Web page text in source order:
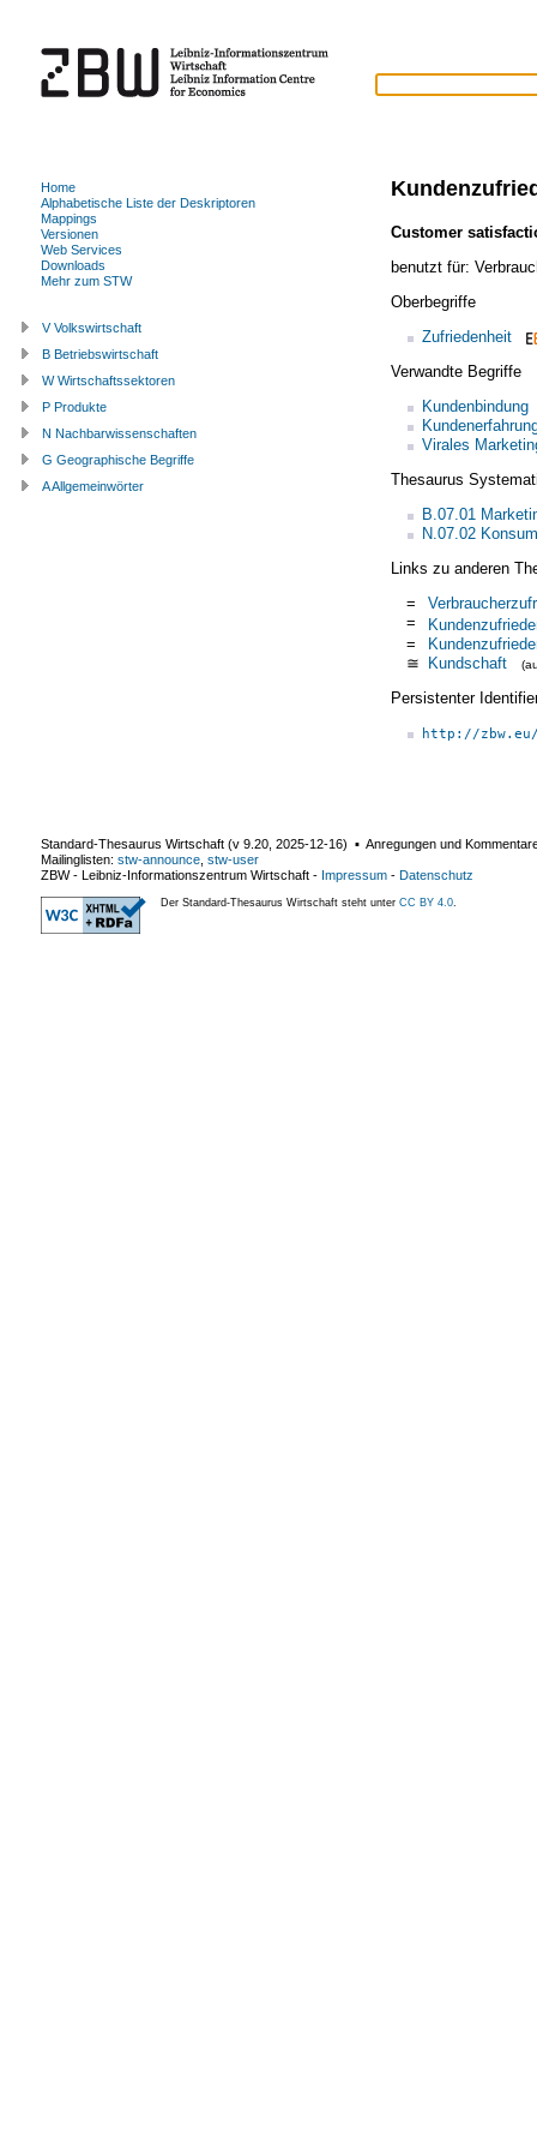
Customer
benutzt für:
Oberbegriffe
Zufriedenheit
Verwandte Begriffe
Kundenbindung
Virales
Thesaurus
B.07.01
N.07.02
Links zu anderen
=
=
=
≅ Kundschaft
Persistenter
http://
Home
Alphabetische Liste der Deskriptoren
Mappings
Versionen
Web Services
Downloads
Mehr zum STW
V Volkswirtschaft
B Betriebswirtschaft
W Wirtschaftssektoren
P Produkte
N Nachbarwissenschaften
G Geographische Begriffe
A Allgemeinwörter
Standard-Thesaurus Wirtschaft (v 9.20 2025-12-16) ▪ Anregungen und
Mailinglisten: stw-announce stw-user
ZBW - Leibniz-Informationszentrum Wirtschaft - Impressum - Datenschutz
Der Standard-Thesaurus Wirtschaft steht unter CC BY 4.0